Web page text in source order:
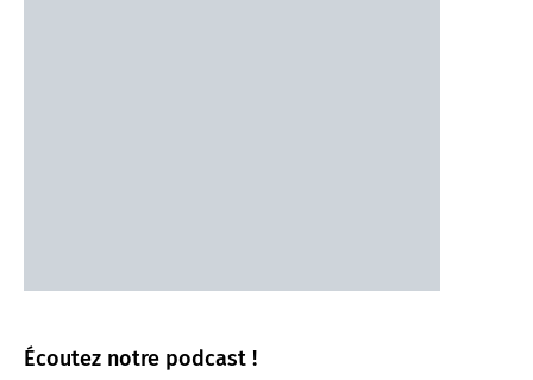
Écoutez notre podcast !